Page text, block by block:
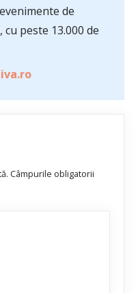
de
peste 13.000 de
Câmpurile obligatorii